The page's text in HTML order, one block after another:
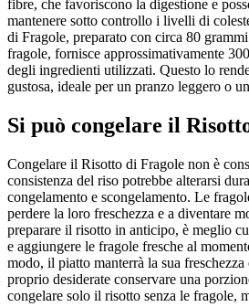
fibre, che favoriscono la digestione e
mantenere sotto controllo i livelli di
di Fragole, preparato con circa 80
fragole, fornisce approssimativamente
degli ingredienti utilizzati. Questo lo
gustosa, ideale per un pranzo leggero o
Si può congelare il
Congelare il Risotto di Fragole non è
consistenza del riso potrebbe alterarsi
congelamento e scongelamento. Le
perdere la loro freschezza e a diventare
preparare il risotto in anticipo, è meglio
e aggiungere le fragole fresche al
modo, il piatto manterrà la sua
proprio desiderate conservare una
congelare solo il risotto senza le fragole,